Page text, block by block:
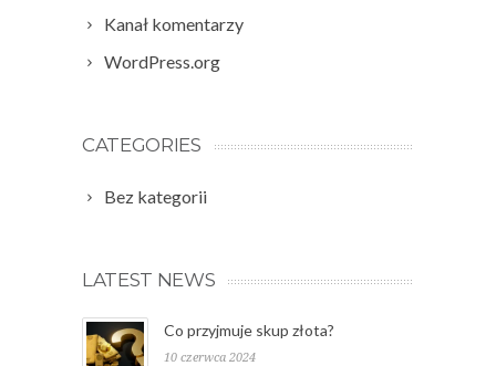
Kanał komentarzy
WordPress.org
CATEGORIES
Bez kategorii
LATEST NEWS
Co przyjmuje skup złota?
10 czerwca 2024